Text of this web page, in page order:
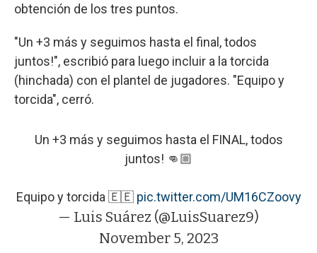
obtención de los tres puntos.
"Un +3 más y seguimos hasta el final, todos
juntos!", escribió para luego incluir a la torcida
(hinchada) con el plantel de jugadores. "Equipo y
torcida", cerró.
Un +3 más y seguimos hasta el FINAL, todos
juntos! 👊🏼
Equipo y torcida 🇪🇪 pic.twitter.com/UM16CZoovy
— Luis Suárez (@LuisSuarez9)
November 5, 2023